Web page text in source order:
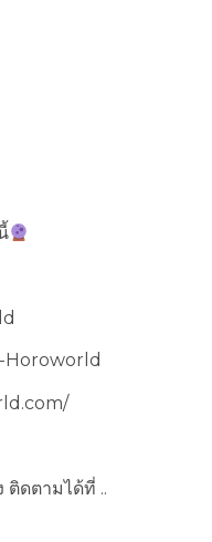
Horoworld
ติดตามได้ที่ ..